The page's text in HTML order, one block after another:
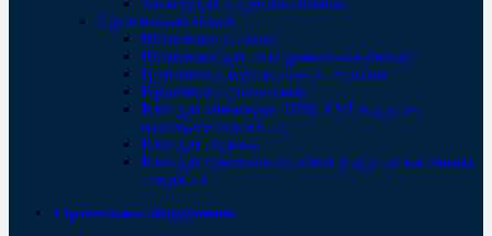
Аксессуары и приспособления
Строительная химия
Шпаклевки готовые
Шпаклевки для пола (ремонтные смеси)
Грунтовки для пола, стен и потолков
Герметики строительные
Клеи для линолеума, ПВХ, LVT и других
напольных покрытий
Клеи для паркета
Клеи для стеклохолста, обоев и других настенных
покрытий
Строительное оборудование